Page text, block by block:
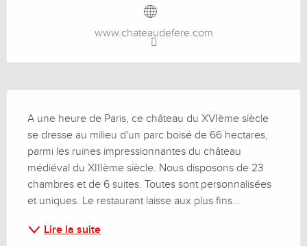
www.chateaudefere.com
A une heure de Paris, ce château du XVIème siècle
se dresse au milieu d'un parc boisé de 66 hectares,
parmi les ruines impressionnantes du château
médiéval du XIIIème siècle. Nous disposons de 23
chambres et de 6 suites. Toutes sont personnalisées
et uniques. Le restaurant laisse aux plus fins...
Lire la suite